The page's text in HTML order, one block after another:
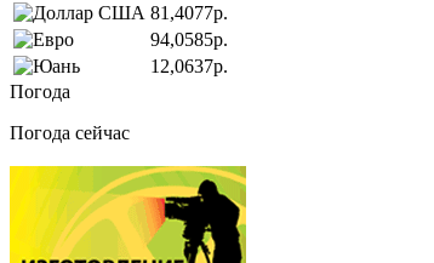
81,4077р.
94,0585р.
12,0637р.
Погода
Погода сейчас